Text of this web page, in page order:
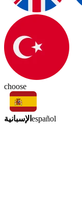
choose
الإسبانية español